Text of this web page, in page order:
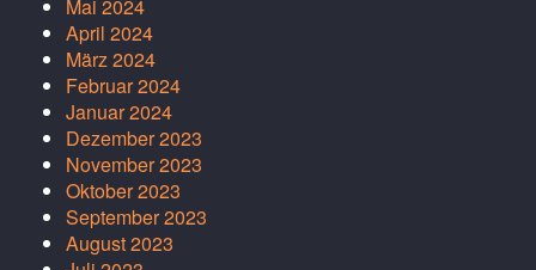
Mai 2024
April 2024
März 2024
Februar 2024
Januar 2024
Dezember 2023
November 2023
Oktober 2023
September 2023
August 2023